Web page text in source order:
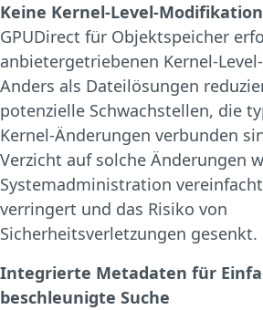
Keine Kernel-Level-
GPUDirect für Objektspeicher
anbietergetriebenen Kernel-
Anders als Dateilösungen
potenzielle Schwachstellen, die
Kernel-Änderungen verbunden
Verzicht auf solche Änderungen
Systemadministration
verringert und das Risiko von
Sicherheitsverletzungen gesenkt.
Integrierte Metadaten für
beschleunigte Suche